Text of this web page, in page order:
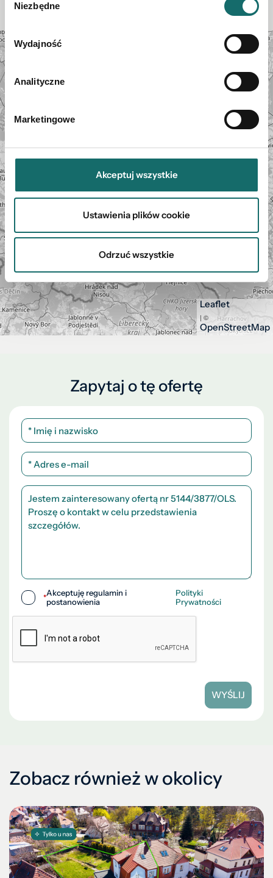
zgody
Niezbędne
Wydajność
Analityczne
Marketingowe
Akceptuj wszystkie
Ustawienia plików cookie
Odrzuć wszystkie
+
Leaflet
| ©
OpenStreetMap
Zapytaj o tę ofertę
*Akceptuję regulamin i
postanowienia
Polityki
Prywatności
WYŚLIJ
Zobacz również w okolicy